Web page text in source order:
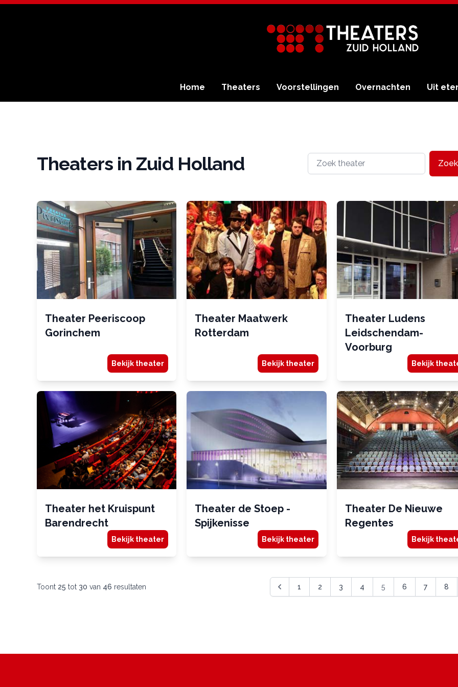
Home Theaters Voorstellingen Overnachten Uit
Theaters in Zuid Holland
Theater Peeriscoop
Gorinchem
Bekijk theater
Theater Maatwerk
Rotterdam
Bekijk theater
Theater Ludens
Leidschendam-
Voorburg
Bekijk
Theater het Kruispunt
Barendrecht
Bekijk theater
Theater de Stoep -
Spijkenisse
Bekijk theater
Theater De Nieuwe
Regentes
Bekijk
Toont 25 tot 30 van 46 resultaten 1 2 3 4 5 6 7 8